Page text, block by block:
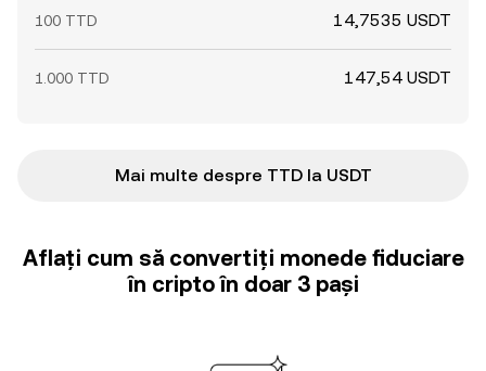
100 TTD 14,7535 USDT
1.000 TTD 147,54 USDT
Mai multe despre TTD la USDT
Aflați cum să convertiți monede fiduciare
în cripto în doar 3 pași